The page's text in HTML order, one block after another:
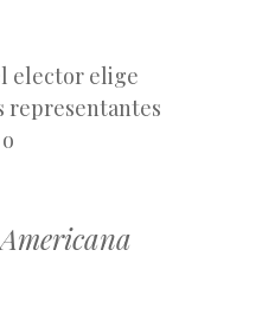
elector elige
representantes